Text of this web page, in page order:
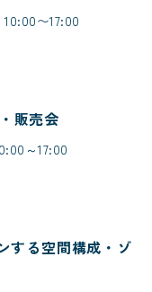
〜17:00
販売会
～17:00
する空間構成・ゾ